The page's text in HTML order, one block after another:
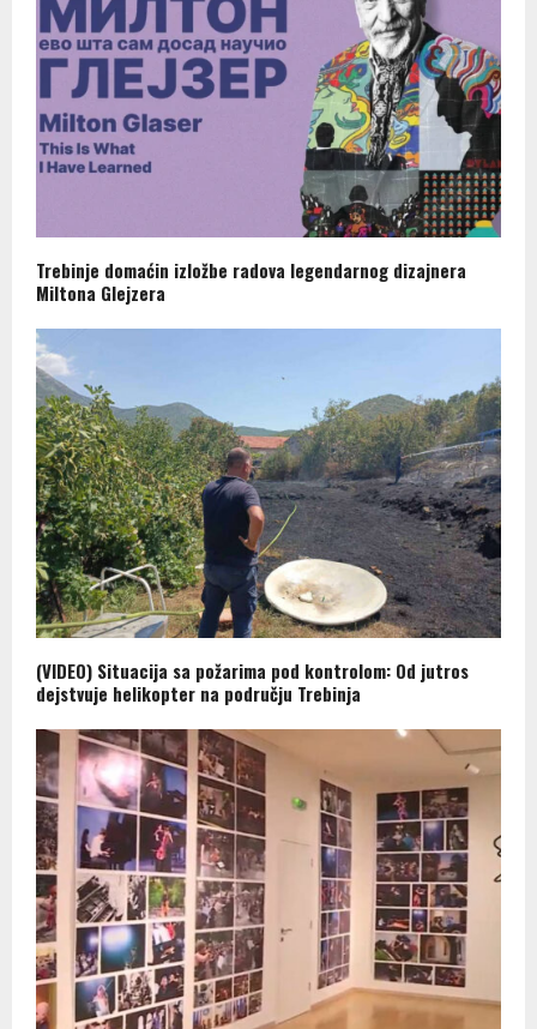
Trebinje domaćin izložbe radova legendarnog dizajnera
Miltona Glejzera
(VIDEO) Situacija sa požarima pod kontrolom: Od jutros
dejstvuje helikopter na području Trebinja